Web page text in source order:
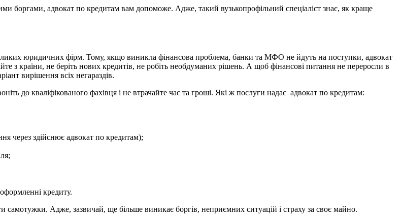
боргами, адвокат по кредитам вам допоможе. Адже, такий вузькопрофільний спеціаліст знає, як краще
юридичних фірм. Тому, якщо виникла фінансова проблема, банки та МФО не йдуть на поступки, адвокат
з країни, не беріть нових кредитів, не робіть необдуманих рішень. А щоб фінансові питання не переросли в
вирішення всіх негараздів.
до кваліфікованого фахівця і не втрачайте час та гроші. Які ж послуги надає адвокат по кредитам:
через здійснює адвокат по кредитам);
кредиту.
Адже, зазвичай, ще більше виникає боргів, неприємних ситуацій і страху за своє майно.